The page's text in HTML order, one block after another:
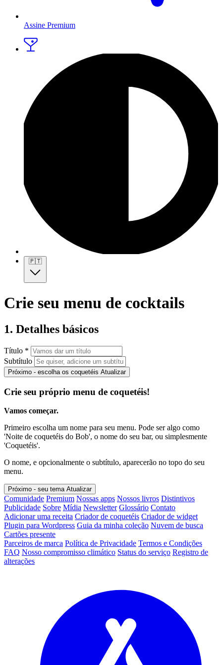
Assine Premium
🇵🇹
Crie seu menu de cocktails
1. Detalhes básicos
Título *
Subtítulo
Próximo - escolha os coquetéis Atualizar
Crie seu próprio menu de coquetéis!
Vamos começar.
Primeiro escolha um nome para seu menu. Pode ser algo como
'Noite de coquetéis do Bob', o nome do seu bar, ou simplesmente
'Coquetéis'.
O nome, e opcionalmente o subtítulo, aparecerão no topo do seu
menu.
Próximo - seu tema Atualizar
Comunidade Premium Nossas apps Nossos livros Distintivos
Publicidade Sobre Mídia Newsletter Glossário Contato
Adicionar uma receita Criador de coquetéis Criador de widget
Plugin para Wordpress Guia da minha coleção Nuvem de busca
Cartões presente
Parceiros de marca Política de Privacidade Termos e Condições
FAQ Nosso compromisso climático Status do serviço Registro de
alterações